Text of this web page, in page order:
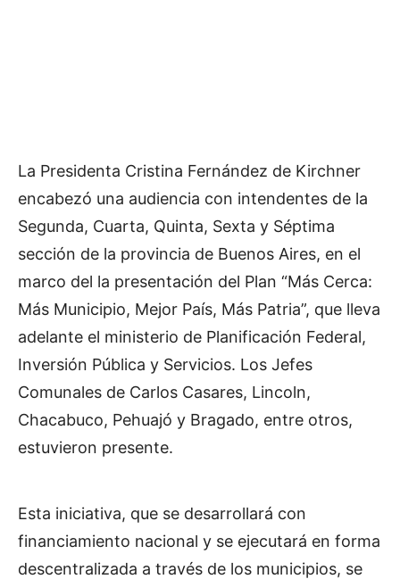
La Presidenta Cristina Fernández de Kirchner
encabezó una audiencia con intendentes de la
Segunda, Cuarta, Quinta, Sexta y Séptima
sección de la provincia de Buenos Aires, en el
marco del la presentación del Plan “Más Cerca:
Más Municipio, Mejor País, Más Patria”, que lleva
adelante el ministerio de Planificación Federal,
Inversión Pública y Servicios. Los Jefes
Comunales de Carlos Casares, Lincoln,
Chacabuco, Pehuajó y Bragado, entre otros,
estuvieron presente.
Esta iniciativa, que se desarrollará con
financiamiento nacional y se ejecutará en forma
descentralizada a través de los municipios, se